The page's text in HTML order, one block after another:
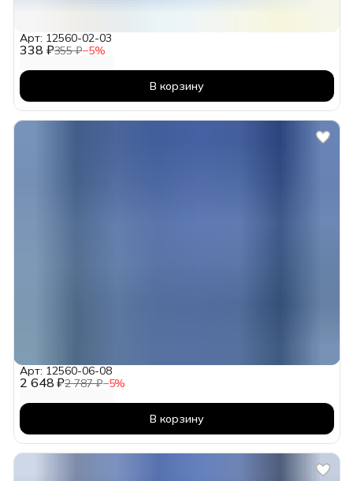
338 ₽355 ₽−5%
Арт: 12560-02-03
В корзину
2 648 ₽2 787 ₽−5%
Арт: 12560-06-08
В корзину